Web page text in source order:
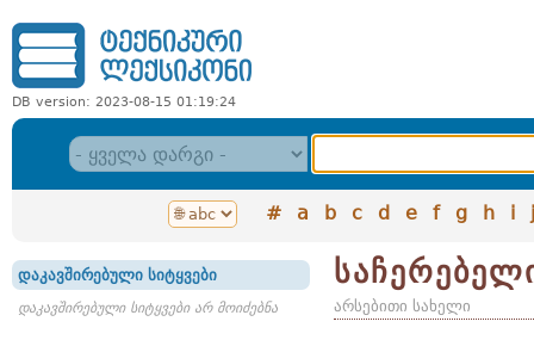
DB version: 2023-08-15 01:19:24
# a b c d e f g h i j
დაკავშირებული სიტყვები
დაკავშირებული სიტყვები არ მოიძებნა არსებითი სახელი